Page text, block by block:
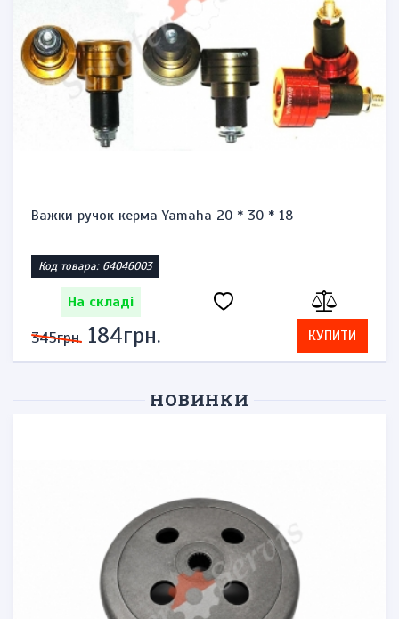
Важки ручок керма Yamaha 20 * 30 * 18
Код товара: 64046003
На складі
345грн. 184грн. КУПИТИ
НОВИНКИ